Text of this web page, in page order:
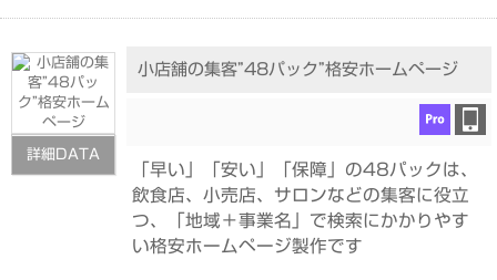
詳細DATA
小店舗の集客”48パック”格安ホームページ
「早い」「安い」「保障」の48パックは、
飲食店、小売店、サロンなどの集客に役立
つ、「地域＋事業名」で検索にかかりやす
い格安ホームページ製作です